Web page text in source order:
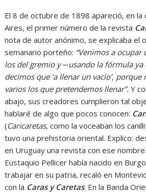
El 8 de octubre de 1898 apareció, en la
Aires, el primer número de la revista
nota de autor anónimo, se explicaba el
semanario porteño: “Venimos a
los del gremio y ─usando la fórmula ya
decimos que ‘a llenar un vacío’, porque
varios los que pretendemos llenar”. Y
abajo, sus creadores cumplieron tal
hablaré de algo que pocos conocen:
(Caricaretas, como la voceaban los
tuvo una prehistoria oriental. Explico:
en Uruguay una revista con ese
Eustaquio Pellicer había nacido en
trabajar en su patria, recaló en
con la Caras y Caretas. En la Banda